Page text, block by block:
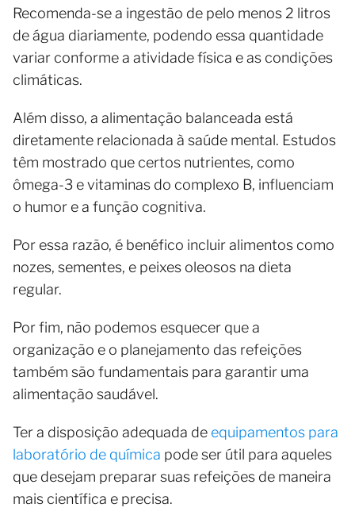
Recomenda-se a ingestão de pelo menos 2 litros
de água diariamente, podendo essa quantidade
variar conforme a atividade física e as condições
climáticas.
Além disso, a alimentação balanceada está
diretamente relacionada à saúde mental. Estudos
têm mostrado que certos nutrientes, como
ômega-3 e vitaminas do complexo B, influenciam
o humor e a função cognitiva.
Por essa razão, é benéfico incluir alimentos como
nozes, sementes, e peixes oleosos na dieta
regular.
Por fim, não podemos esquecer que a
organização e o planejamento das refeições
também são fundamentais para garantir uma
alimentação saudável.
Ter a disposição adequada de equipamentos para
laboratório de química pode ser útil para aqueles
que desejam preparar suas refeições de maneira
mais científica e precisa.